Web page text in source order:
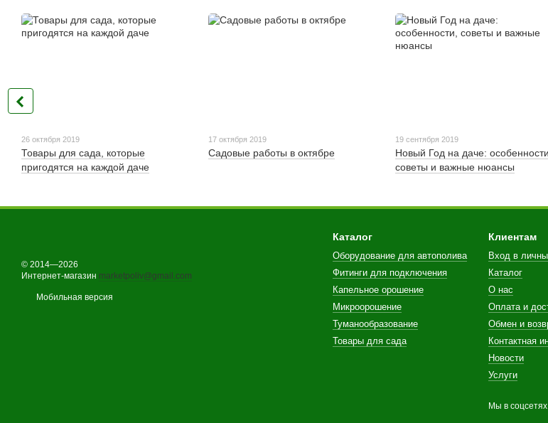
26 октября 2019
Товары для сада, которые
пригодятся на каждой даче
17 октября 2019
Садовые работы в октябре
19 сентября 2019
Новый Год на даче:
советы и важные нюансы
© 2014—2026
Интернет-магазин marketpoliv@gmail.com
Мобильная версия
Каталог
Оборудование для автополива
Фитинги для подключения
Капельное орошение
Микроорошение
Туманообразование
Товары для сада
Клиентам
Вход в
Каталог
О нас
Оплата и
Обмен и
Контактная
Новости
Услуги
Мы в соцсетях